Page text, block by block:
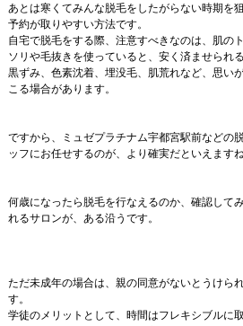
あとは寒くてみんな脱毛をしたがらない時期を
予約が取りやすい方法です。
自宅で脱毛をする際、注意すべきなのは、肌の
ソリや毛抜きを使っていると、安く済ませられ
黒ずみ、色素沈着、埋没毛、肌荒れなど、思い
こる場合があります。
ですから、ミュゼプラチナム宇都宮駅前などの
ッフにお任せするのが、より確実だといえますね
何歳になったら脱毛を行なえるのか、確認して
れるサロンが、ある沿うです。
ただ未成年の場合は、親の同意がないとうけら
す。
学徒のメリットとして、時間はフレキシブルに